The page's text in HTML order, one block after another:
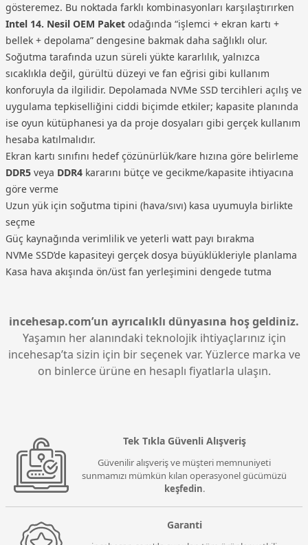
gösteremez. Bu noktada farklı kombinasyonları karşılaştırırken
Intel 14. Nesil OEM Paket odağında “işlemci + ekran kartı +
bellek + depolama” dengesine bakmak daha sağlıklı olur.
Soğutma tarafında uzun süreli yükte kararlılık, yalnızca
sıcaklıkla değil, gürültü düzeyi ve fan eğrisi gibi kullanım
konforuyla da ilgilidir. Depolamada NVMe SSD tercihleri açılış ve
uygulama tepkiselliğini ciddi biçimde etkiler; kapasite planında
ise oyun kütüphanesi ya da proje dosyaları gibi gerçek kullanım
hesaba katılmalıdır.
Ekran kartı sınıfını hedef çözünürlük/kare hızına göre belirleme
DDR5 veya DDR4 kararını bütçe ve gecikme/kapasite ihtiyacına
göre verme
Uzun yük için soğutma tipini (hava/sıvı) kasa uyumuyla birlikte
seçme
Güç kaynağında verimlilik ve yeterli watt payı bırakma
NVMe SSD’de kapasiteyi gerçek dosya büyüklükleriyle planlama
Kasa hava akışında ön/üst fan yerleşimini dengede tutma
incehesap.com’un ayrıcalıklı dünyasına hoş geldiniz.
Yaşamın her alanındaki teknolojik ihtiyaçlarınız için
incehesap’ta sizin için bir seçenek var. Yüzlerce marka ve
on binlerce ürüne en hesaplı fiyatlarla ulaşın.
Tek Tıkla Güvenli Alışveriş
Güvenilir alışveriş ve müşteri memnuniyeti
sunmamızı mümkün kılan operasyonel gücümüzü
keşfedin.
Garanti